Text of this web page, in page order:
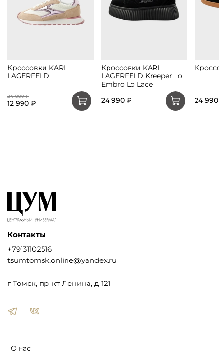
Кроссовки KARL
LAGERFELD
24 990 ₽
12 990 ₽
Кроссовки KARL
LAGERFELD Kreeper Lo
Embro Lo Lace
24 990 ₽
24
О нас
Контакты
+79131102516
tsumtomsk.online@yandex.ru
г Томск, пр-кт Ленина, д 121